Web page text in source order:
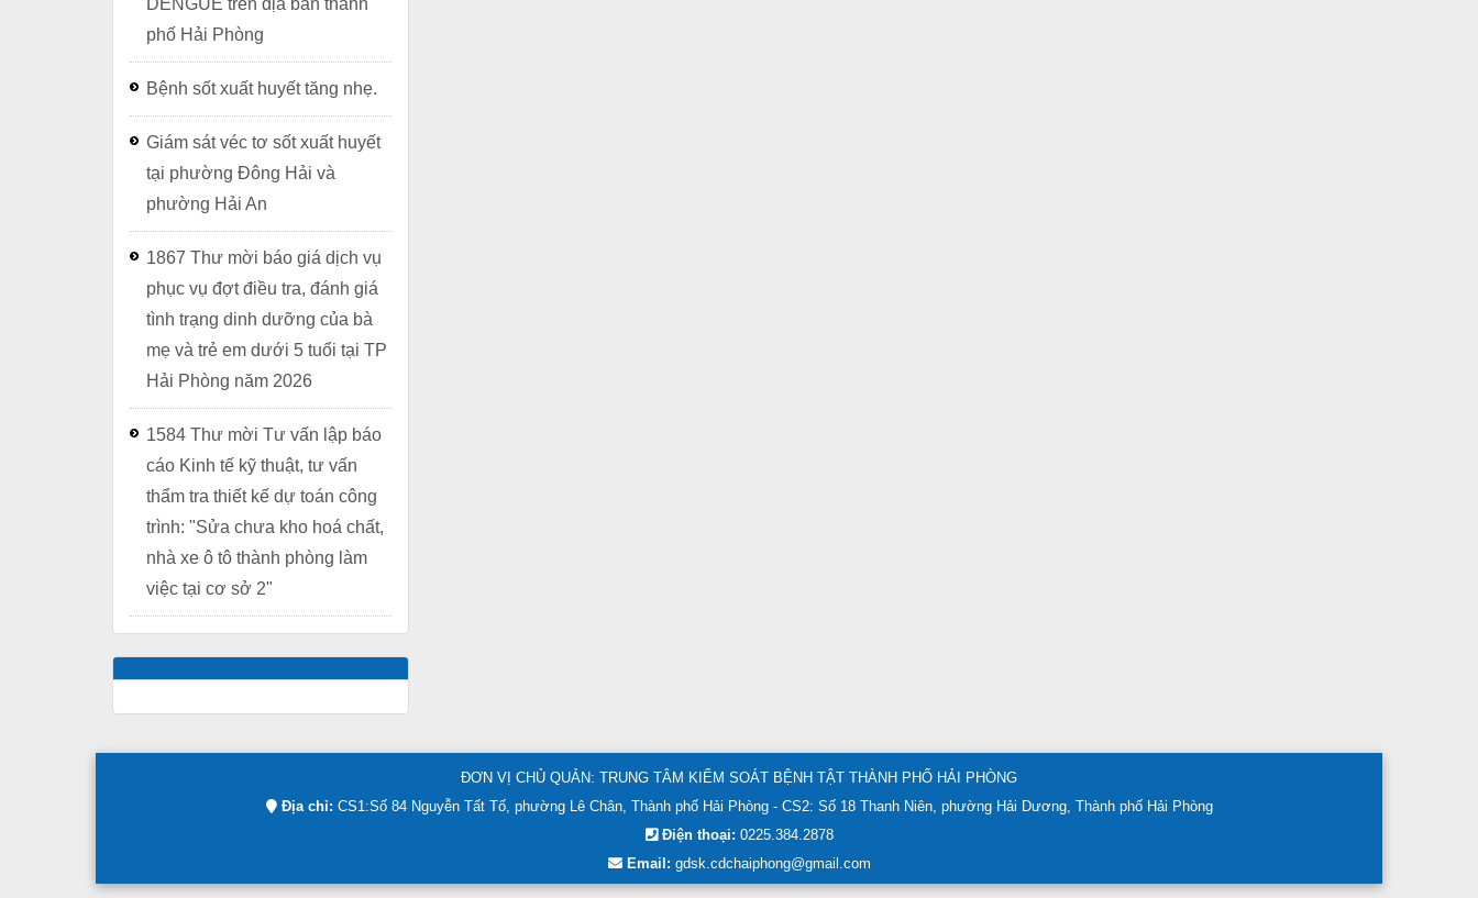
DENGUE trên địa bàn thành
phố Hải Phòng
Bệnh sốt xuất huyết tăng nhẹ.
Giám sát véc tơ sốt xuất huyết
tại phường Đông Hải và
phường Hải An
1867 Thư mời báo giá dịch vụ
phục vụ đợt điều tra, đánh giá
tình trạng dinh dưỡng của bà
mẹ và trẻ em dưới 5 tuổi tại TP
Hải Phòng năm 2026
1584 Thư mời Tư vấn lập báo
cáo Kinh tế kỹ thuật, tư vấn
thẩm tra thiết kế dự toán công
trình: "Sửa chưa kho hoá chất,
nhà xe ô tô thành phòng làm
việc tại cơ sở 2"
ĐƠN VỊ CHỦ QUẢN: TRUNG TÂM KIỂM SOÁT BỆNH TẬT THÀNH PHỐ HẢI PHÒNG
Địa chỉ: CS1:Số 84 Nguyễn Tất Tố, phường Lê Chân, Thành phố Hải Phòng - CS2: Số 18 Thanh Niên, phường Hải Dương, Thành phố Hải Phòng
Điện thoại: 0225.384.2878
Email: gdsk.cdchaiphong@gmail.com